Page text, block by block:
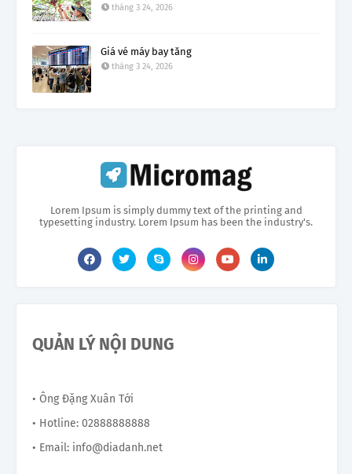
tháng 3 24, 2026
Giá vé máy bay tăng
tháng 3 24, 2026
Lorem Ipsum is simply dummy text of the printing and
typesetting industry. Lorem Ipsum has been the industry's.
QUẢN LÝ NỘI DUNG
• Ông Đặng Xuân Tới
• Hotline: 02888888888
• Email: info@diadanh.net